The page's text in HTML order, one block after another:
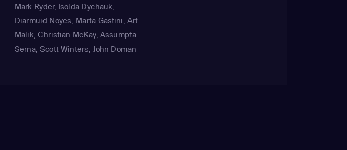
Mark Ryder, Isolda Dychauk,
Diarmuid Noyes, Marta Gastini, Art
Malik,Christian McKay, Assumpta
Serna,Scott Winters, John Doman